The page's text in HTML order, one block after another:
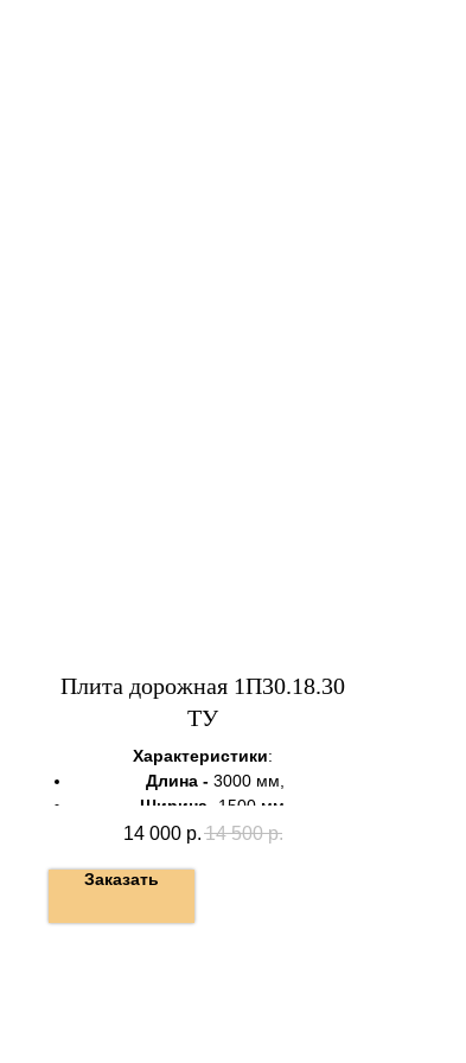
Плита дорожная 1П30.18.30
ТУ
Характеристики:
Длина -3000 мм,
Ширина - 1500 мм,
Высота -170 мм;
Марка бетона -
14 000 р. 14 500 р.
Заказать